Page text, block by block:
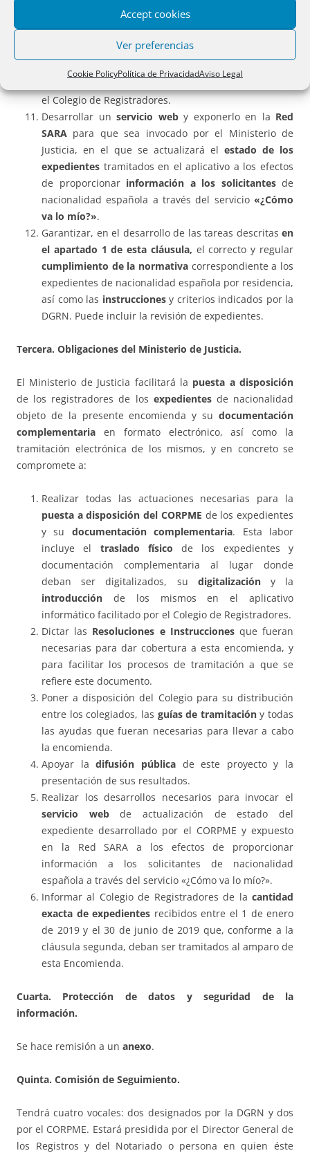
Accept cookies
Ver preferencias
Cookie PolicyPolítica de PrivacidadAviso Legal
correo electrónico, para la comunicación y resolución
de todas las incidencias que puedan surgir en la
DGRN en relación a los expedientes.
través del buzón electrónico establecido al efecto por
el Colegio de Registradores.
Desarrollar un servicio weby exponerlo en la Red
SARA para que sea invocado por el Ministerio de
Justicia, en el que se actualizará el estado de los
expedientes tramitados en el aplicativo a los efectos
de proporcionar información a los solicitantesde
nacionalidad española a través del servicio «¿Cómo
va lo mío?».
Garantizar, en el desarrollo de las tareas descritas en
el apartado 1 de esta cláusula, el correcto y regular
cumplimiento de la normativa correspondiente a los
expedientes de nacionalidad española por residencia,
así como las instruccionesy criterios indicados por la
DGRN. Puede incluir la revisión de expedientes.
Tercera. Obligaciones del Ministerio de Justicia.
El Ministerio de Justicia facilitará la puesta a disposición
de los registradores de los expedientesde nacionalidad
objeto de la presente encomienda y su documentación
complementaria en formato electrónico, así como la
tramitación electrónica de los mismos, y en concreto se
compromete a:
Realizar todas las actuaciones necesarias para la
puesta a disposición del CORPME de los expedientes
y su documentación complementaria. Esta labor
incluye el traslado físico de los expedientes y
documentación complementaria al lugar donde
deban ser digitalizados, su digitalizacióny la
introducción de los mismos en el aplicativo
informático facilitado por el Colegio de Registradores.
Dictar las Resoluciones e Instruccionesque fueran
necesarias para dar cobertura a esta encomienda, y
para facilitar los procesos de tramitación a que se
refiere este documento.
Poner a disposición del Colegio para su distribución
entre los colegiados, las guías de tramitacióny todas
las ayudas que fueran necesarias para llevar a cabo
la encomienda.
Apoyar ladifusión públicade este proyecto y la
presentación de sus resultados.
Realizar los desarrollos necesarios para invocar el
servicio webde actualización de estado del
expediente desarrollado por el CORPME y expuesto
en la Red SARA a los efectos de proporcionar
información a los solicitantes de nacionalidad
española a través del servicio «¿Cómo va lo mío?».
Informar al Colegio de Registradores de la cantidad
exacta de expedientes recibidos entre el 1 de enero
de 2019 y el 30 de junio de 2019 que, conforme a la
cláusula segunda, deban ser tramitados al amparo de
esta Encomienda.
Cuarta. Protección de datos y seguridad de la
información.
Se hace remisión a un anexo.
Quinta. Comisión de Seguimiento.
Tendrá cuatro vocales: dos designados por la DGRN y dos
por el CORPME. Estará presidida por el Director General de
los Registros y del Notariado o persona en quien éste